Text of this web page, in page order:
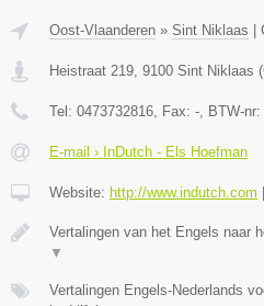
Oost-Vlaanderen » Sint Niklaas |
Heistraat 219 9100 Sint Niklaas (
Tel: 0473732816 , Fax: - , BTW-nr:
E-mail › InDutch - Els Hoefman
Website: http://www.indutch.com |
Vertalingen van het Engels naar
▼
Vertalingen Engels-Nederlands